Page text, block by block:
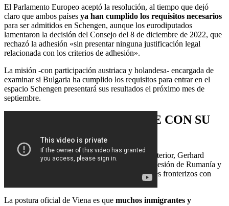
El Parlamento Europeo aceptó la resolución, al tiempo que dejó
claro que ambos países ya han cumplido los requisitos necesarios
para ser admitidos en Schengen, aunque los eurodiputados
lamentaron la decisión del Consejo del 8 de diciembre de 2022, que
rechazó la adhesión «sin presentar ninguna justificación legal
relacionada con los criterios de adhesión».
La misión -con participación austriaca y holandesa- encargada de
examinar si Bulgaria ha cumplido los requisitos para entrar en el
espacio Schengen presentará sus resultados el próximo mes de
septiembre.
VIENA SIGUE INFLEXIBLE CON SU
A principios de mes, el ministro austriaco del Interior, Gerhard
Karner, pidió que se mantuviera el veto a la adhesión de Rumanía y
Bulgaria a Schengen para mantener los controles fronterizos con
La postura oficial de Viena es que muchos inmigrantes y